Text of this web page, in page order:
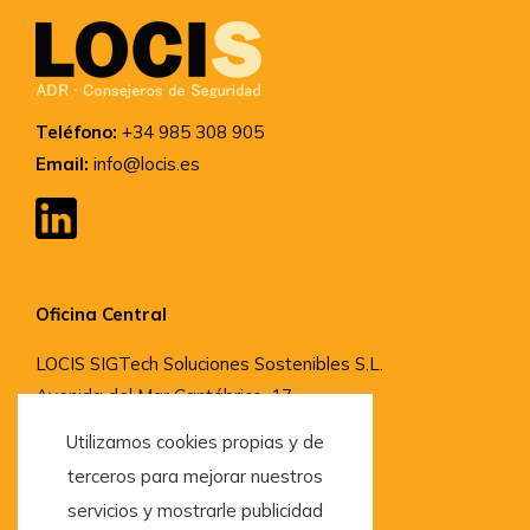
Teléfono: +34 985 308 905
Email: info@locis.es
Oficina Central
LOCIS SIGTech Soluciones Sostenibles S.L.
Avenida del Mar Cantábrico, 17,
Delegaciones
Utilizamos cookies propias y de
terceros para mejorar nuestros
servicios y mostrarle publicidad